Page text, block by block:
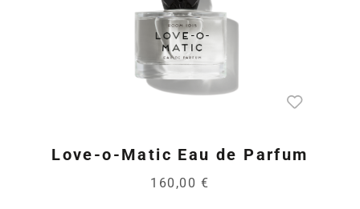
Love-o-Matic Eau de Parfum
160,00 €